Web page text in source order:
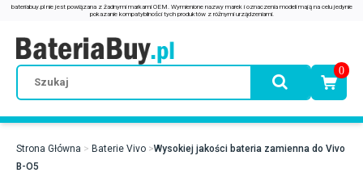
0
Strona Główna Baterie Vivo
Wysokiej jakości bateria zamienna do Vivo
B-O5